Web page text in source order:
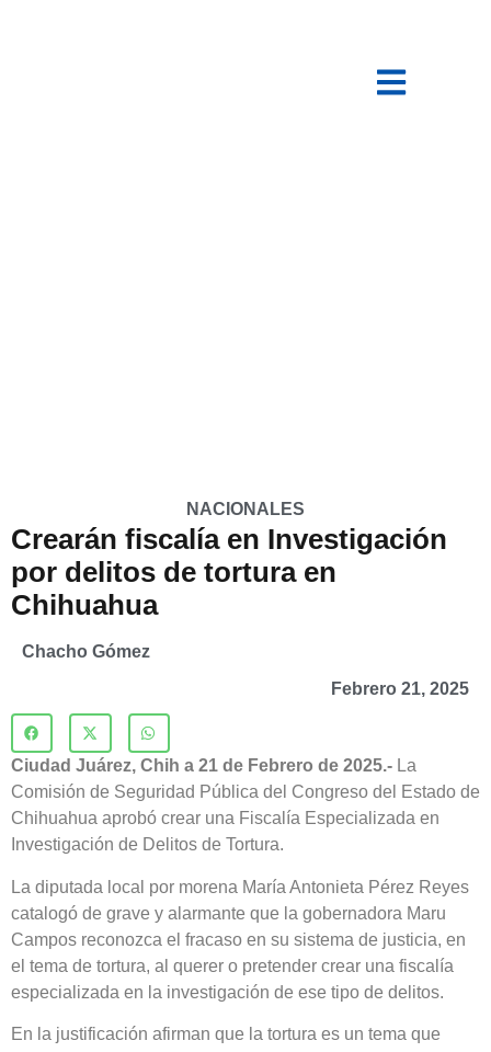
NACIONALES
Crearán fiscalía en Investigación
por delitos de tortura en
Chihuahua
Chacho Gómez
Febrero 21, 2025
Ciudad Juárez, Chih a 21 de Febrero de 2025.- La
Comisión de Seguridad Pública del Congreso del Estado de
Chihuahua aprobó crear una Fiscalía Especializada en
Investigación de Delitos de Tortura.
La diputada local por morena María Antonieta Pérez Reyes
catalogó de grave y alarmante que la gobernadora Maru
Campos reconozca el fracaso en su sistema de justicia, en
el tema de tortura, al querer o pretender crear una fiscalía
especializada en la investigación de ese tipo de delitos.
En la justificación afirman que la tortura es un tema que